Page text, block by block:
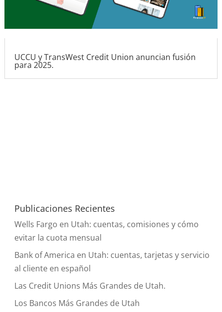
UCCU y TransWest Credit Union anuncian fusión
para 2025.
Publicaciones Recientes
Wells Fargo en Utah: cuentas, comisiones y cómo
evitar la cuota mensual
Bank of America en Utah: cuentas, tarjetas y servicio
al cliente en español
Las Credit Unions Más Grandes de Utah.
Los Bancos Más Grandes de Utah